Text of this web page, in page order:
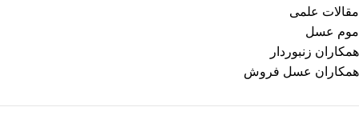
مقالات علمی
موم عسل
همکاران زنبوردار
همکاران عسل فروش